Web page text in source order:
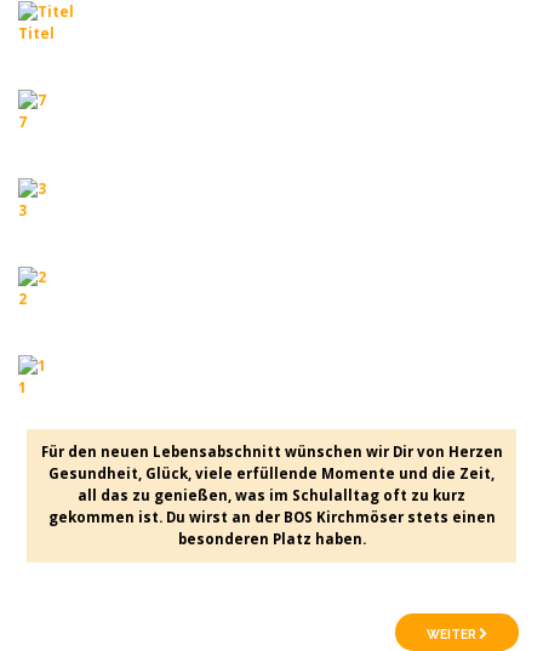
Titel
7
3
2
1
Für den neuen Lebensabschnitt wünschen wir Dir von Herzen
Gesundheit, Glück, viele erfüllende Momente und die Zeit,
all das zu genießen, was im Schulalltag oft zu kurz
gekommen ist. Du wirst an der BOS Kirchmöser stets einen
besonderen Platz haben.
WEITER